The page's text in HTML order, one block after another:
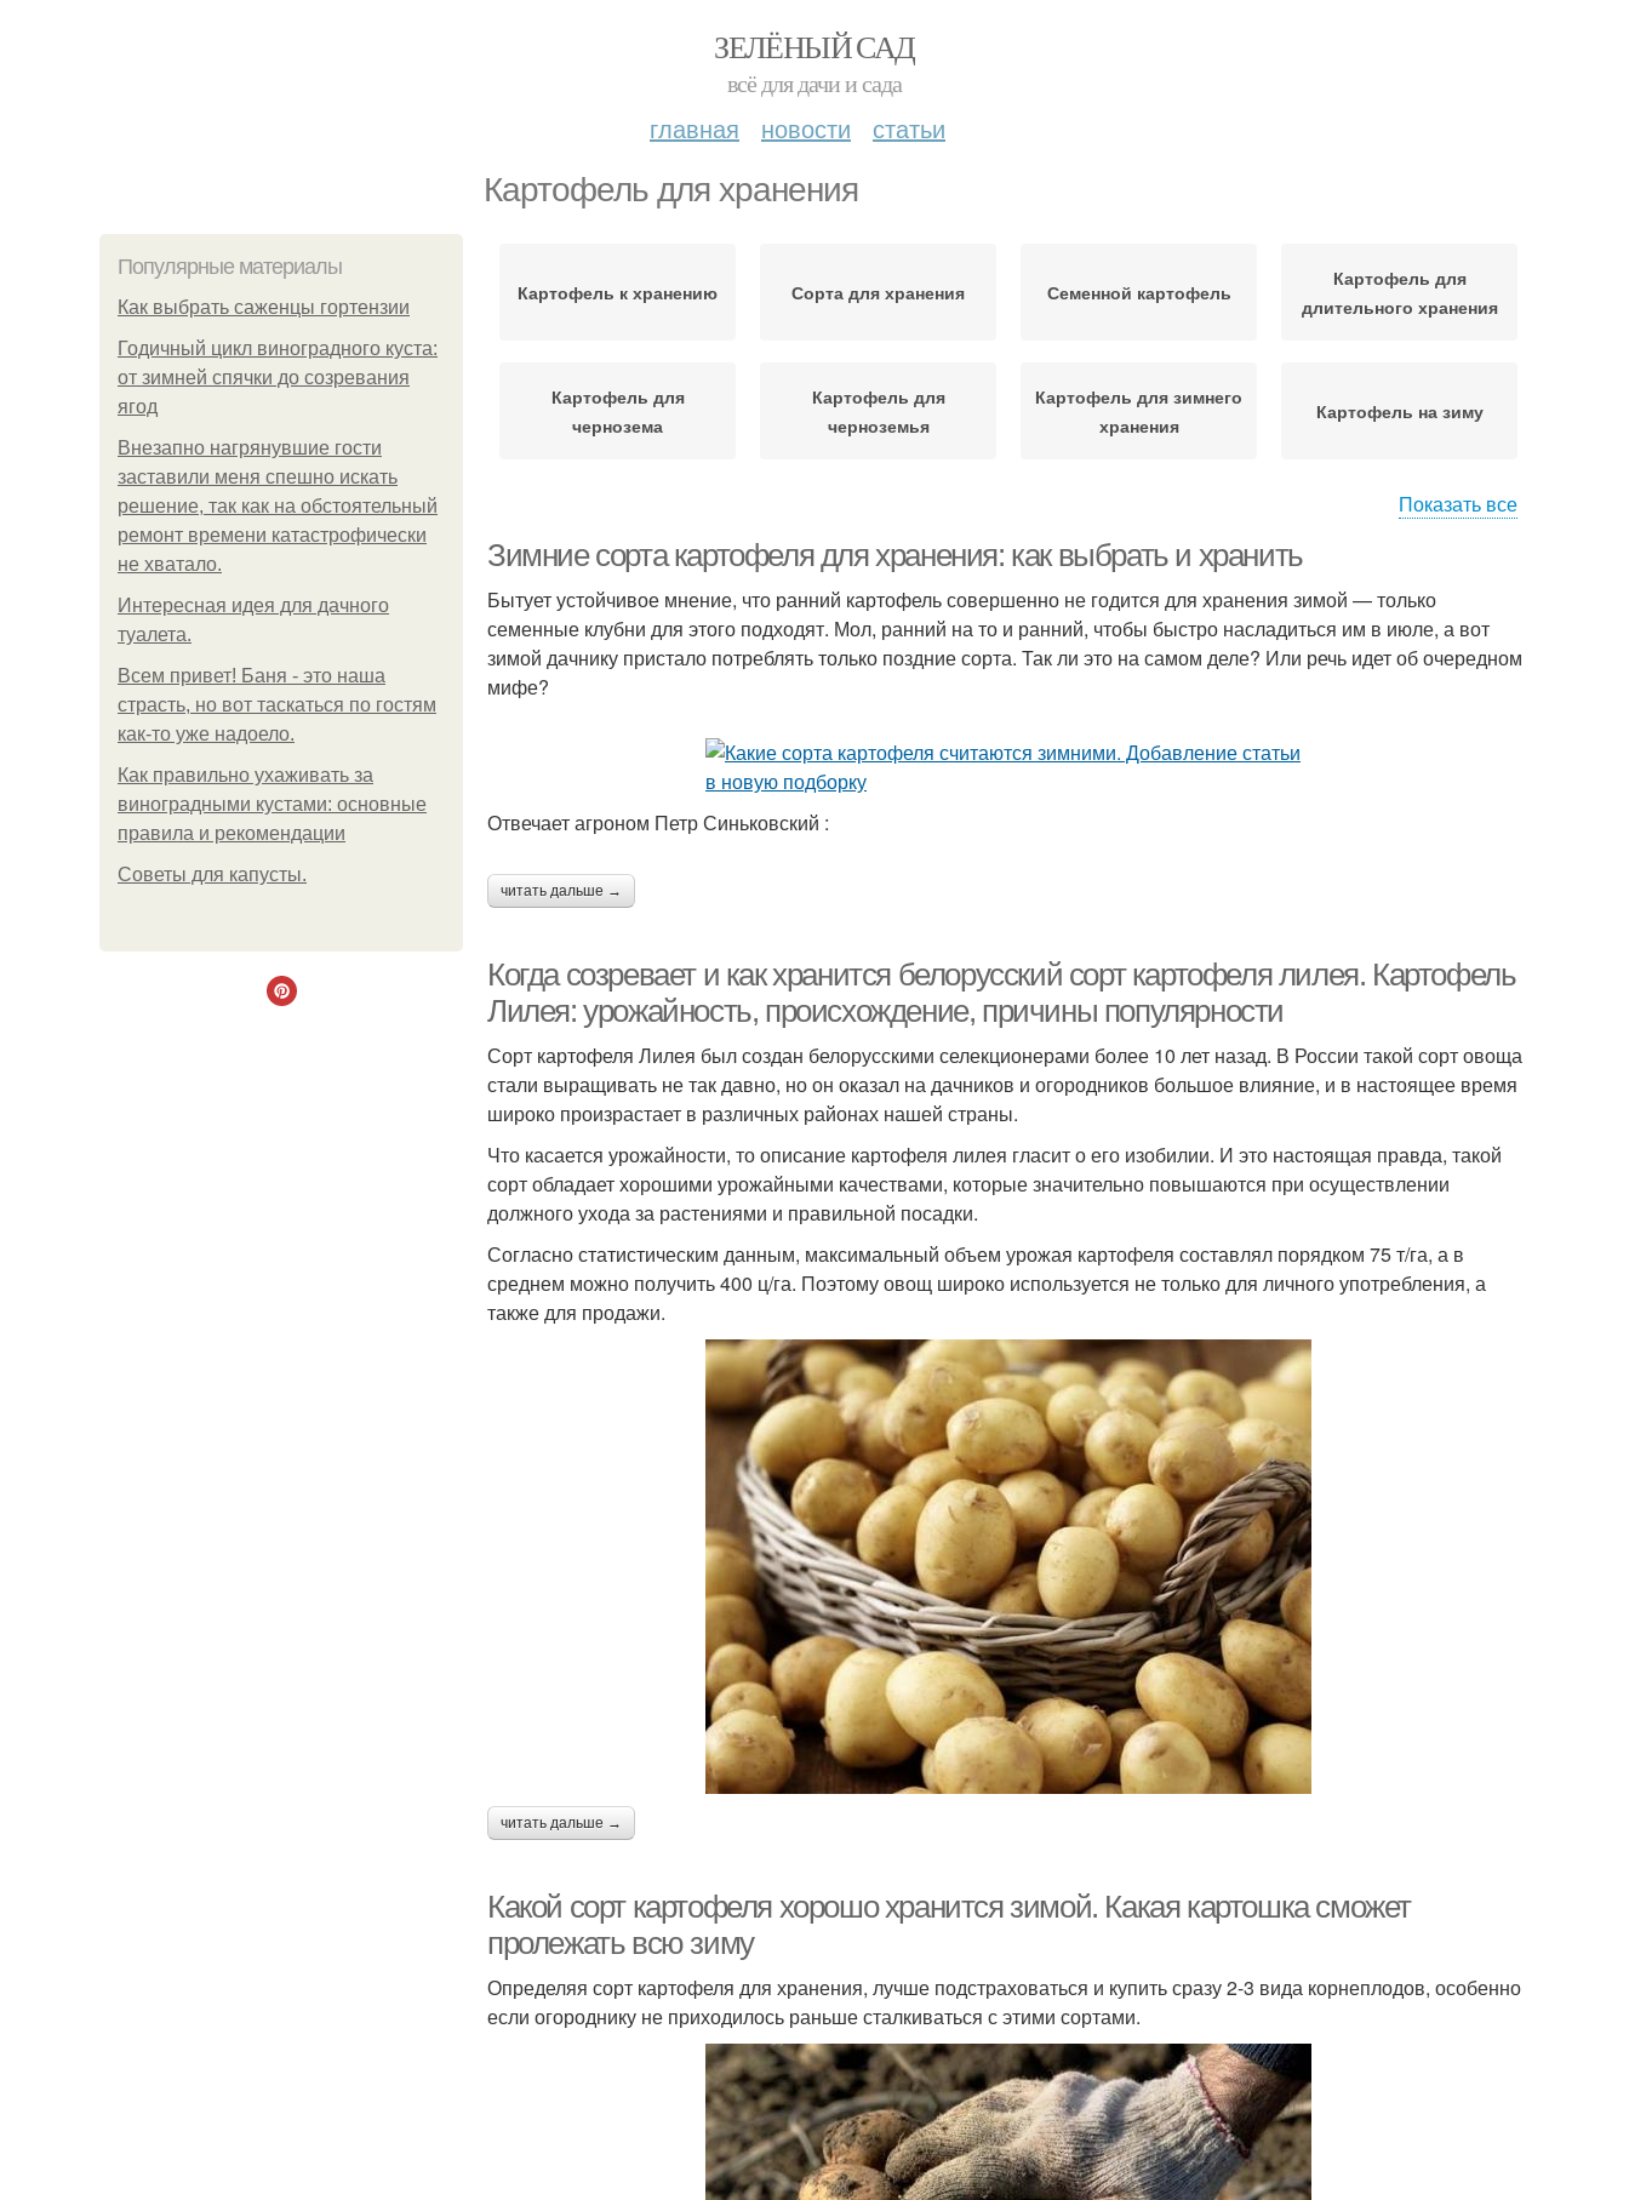
ЗЕЛЁНЫЙ САД
всё для дачи и сада
главная новости статьи
Картофель для хранения
Популярные материалы
Как выбрать саженцы гортензии
Годичный цикл виноградного куста:
от зимней спячки до созревания
ягод
Внезапно нагрянувшие гости
заставили меня спешно искать
решение, так как на обстоятельный
ремонт времени катастрофически
не хватало.
Интересная идея для дачного
туалета.
Всем привет! Баня - это наша
страсть, но вот таскаться по гостям
как-то уже надоело.
Как правильно ухаживать за
виноградными кустами: основные
правила и рекомендации
Советы для капусты.
Картофель к хранению Сорта для хранения Семенной картофель
Картофель для
длительного хранения
Картофель для
чернозема
Картофель для
черноземья
Картофель для зимнего
хранения
Картофель на зиму
Картофель для пюре Картофель для жарки
Картофель с высоким
содержанием
Крахмал в картофеле
Картофель для юга Картофель для чипсов
Показать все
Зимние сорта картофеля для хранения: как выбрать и хранить
Бытует устойчивое мнение, что ранний картофель совершенно не годится для хранения зимой — только
семенные клубни для этого подходят. Мол, ранний на то и ранний, чтобы быстро насладиться им в июле, а вот
зимой дачнику пристало потреблять только поздние сорта. Так ли это на самом деле? Или речь идет об очередном
мифе?
Отвечает агроном Петр Синьковский :
читать дальше →
Когда созревает и как хранится белорусский сорт картофеля лилея. Картофель
Лилея: урожайность, происхождение, причины популярности
Сорт картофеля Лилея был создан белорусскими селекционерами более 10 лет назад. В России такой сорт овоща
стали выращивать не так давно, но он оказал на дачников и огородников большое влияние, и в настоящее время
широко произрастает в различных районах нашей страны.
Что касается урожайности, то описание картофеля лилея гласит о его изобилии. И это настоящая правда, такой
сорт обладает хорошими урожайными качествами, которые значительно повышаются при осуществлении
должного ухода за растениями и правильной посадки.
Согласно статистическим данным, максимальный объем урожая картофеля составлял порядком 75 т/га, а в
среднем можно получить 400 ц/га. Поэтому овощ широко используется не только для личного употребления, а
также для продажи.
читать дальше →
Какой сорт картофеля хорошо хранится зимой. Какая картошка сможет
пролежать всю зиму
Определяя сорт картофеля для хранения, лучше подстраховаться и купить сразу 2-3 вида корнеплодов, особенно
если огороднику не приходилось раньше сталкиваться с этими сортами.